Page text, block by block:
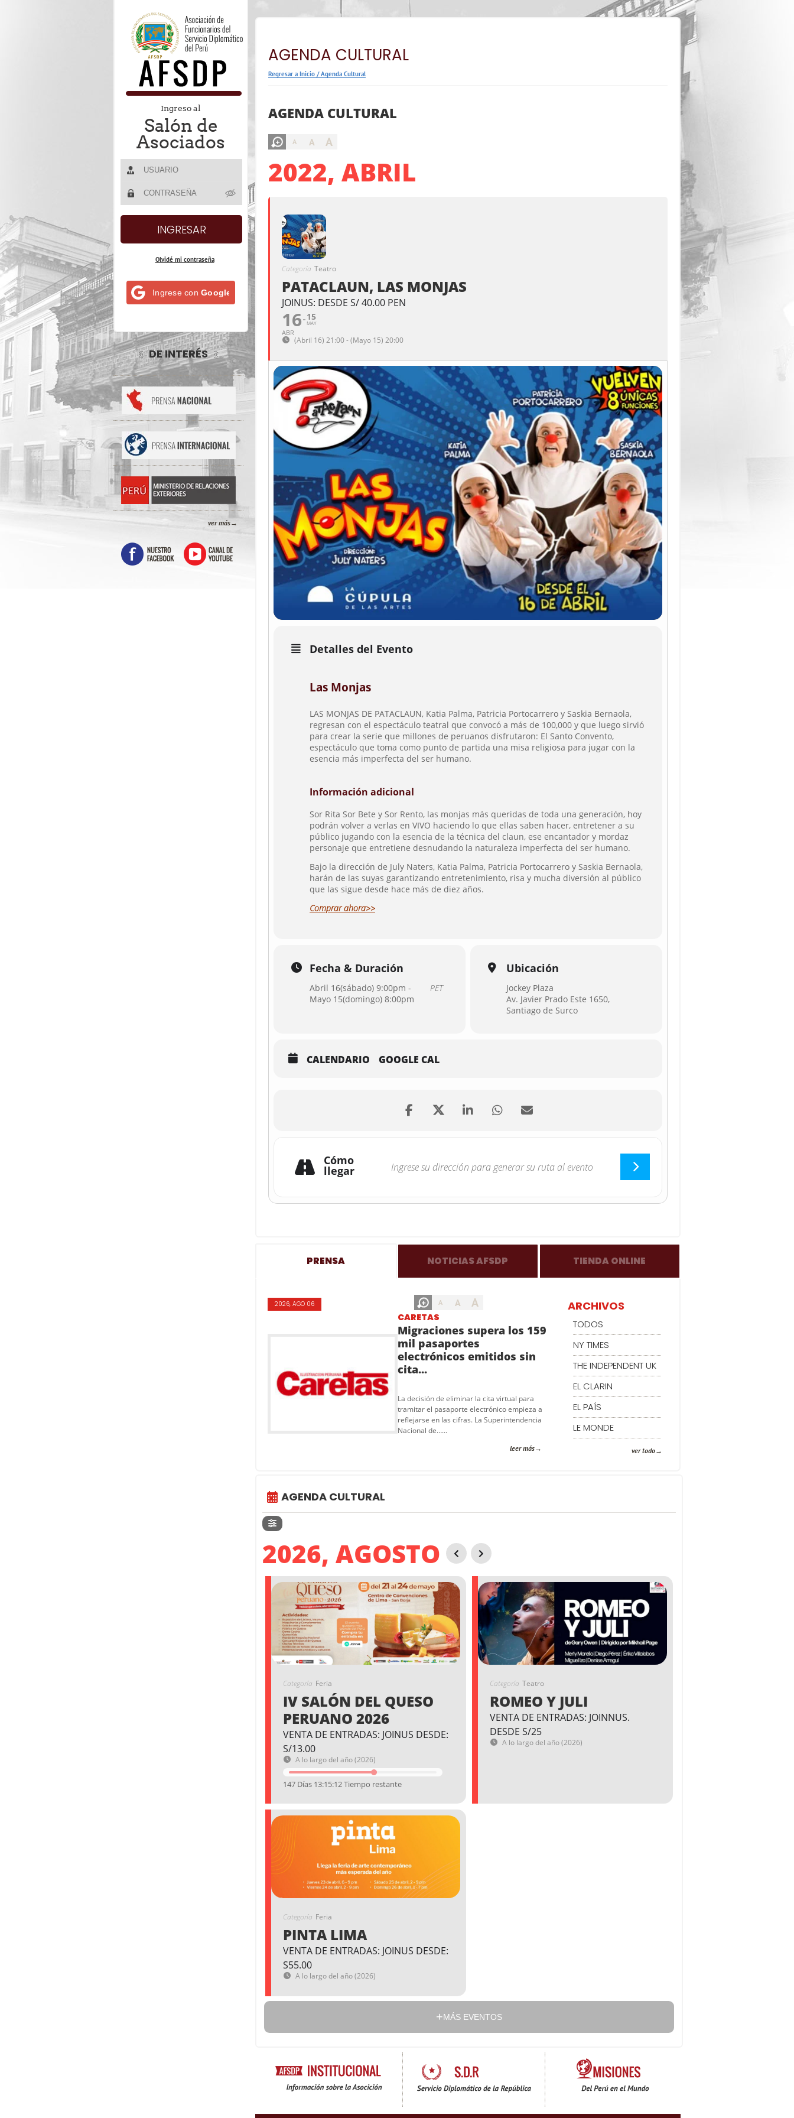
Ingreso al
Salón de
Asociados
Olvidé mi contraseña
Ingrese con Google
DE INTERÉS
ver más
AGENDA CULTURAL
Regresar a Inicio /Agenda Cultural
AGENDA CULTURAL
A A A
2022, ABRIL
Categoría Teatro
PATACLAUN, LAS MONJAS
JOINUS: DESDE S/ 40.00 PEN
16
ABR
15
MAY
(Abril 16) 21:00 - (Mayo 15) 20:00
Detalles del Evento
Las Monjas
LAS MONJAS DE PATACLAUN, Katia Palma, Patricia Portocarrero y Saskia Bernaola,
regresan con el espectáculo teatral que convocó a más de 100,000 y que luego sirvió
para crear la serie que millones de peruanos disfrutaron: El Santo Convento,
espectáculo que toma como punto de partida una misa religiosa para jugar con la
esencia más imperfecta del ser humano.
Información adicional
Sor Rita Sor Bete y Sor Rento, las monjas más queridas de toda una generación, hoy
podrán volver a verlas en VIVO haciendo lo que ellas saben hacer, entretener a su
público jugando con la esencia de la técnica del claun, ese encantador y mordaz
personaje que entretiene desnudando la naturaleza imperfecta del ser humano.
Bajo la dirección de July Naters, Katia Palma, Patricia Portocarrero y Saskia Bernaola,
harán de las suyas garantizando entretenimiento, risa y mucha diversión al público
que las sigue desde hace más de diez años.
Comprar ahora>>
Fecha & Duración
Abril 16(sábado) 9:00pm -
Mayo 15(domingo) 8:00pm
PET
Ubicación
Jockey Plaza
Av. Javier Prado Este 1650,
Santiago de Surco
CALENDARIO GOOGLE CAL
Cómo
llegar
PRENSA NOTICIAS AFSDP TIENDA ONLINE
A A A
2026, AGO 06
CARETAS
Migraciones supera los 159
mil pasaportes
electrónicos emitidos sin
cita...
La decisión de eliminar la cita virtual para
tramitar el pasaporte electrónico empieza a
reflejarse en las cifras. La Superintendencia
Nacional de…...
leer más
ARCHIVOS
TODOS
NY TIMES
THE INDEPENDENT UK
EL CLARIN
EL PAÍS
LE MONDE
ver todo
AGENDA CULTURAL
2026, AGOSTO
Categoría Feria
IV SALÓN DEL QUESO
PERUANO 2026
VENTA DE ENTRADAS: JOINUS DESDE:
S/13.00
A lo largo del año (2026)
147 Días 13:15:11 Tiempo restante
Categoría Teatro
ROMEO Y JULI
VENTA DE ENTRADAS: JOINNUS.
DESDE S/25
A lo largo del año (2026)
Categoría Feria
PINTA LIMA
VENTA DE ENTRADAS: JOINUS DESDE:
S55.00
A lo largo del año (2026)
MÁS EVENTOS